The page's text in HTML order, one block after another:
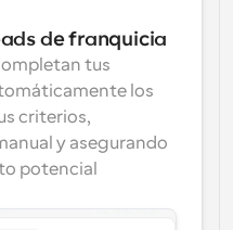
de franquicia
tus
los
criterios,
y asegurando
potencial